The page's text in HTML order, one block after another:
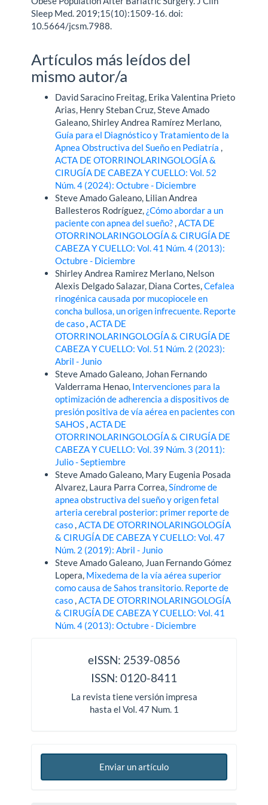
Sleep Med. 2019;15(10):1509-16. doi:
10.5664/jcsm.7988.
Artículos más leídos del
mismo autor/a
David Saracino Freitag, Erika Valentina Prieto
Arias, Henry Steban Cruz, Steve Amado
Galeano, Shirley Andrea Ramírez Merlano,
Guía para el Diagnóstico y Tratamiento de la
Apnea Obstructiva del Sueño en Pediatría
ACTA DE OTORRINOLARINGOLOGÍA &
CIRUGÍA DE CABEZA Y CUELLO: Vol. 52
Núm. 4 (2024): Octubre - Diciembre
Steve Amado Galeano, Lilian Andrea
Ballesteros Rodríguez, ¿Cómo abordar a un
paciente con apnea del sueño? ACTA DE
OTORRINOLARINGOLOGÍA & CIRUGÍA DE
CABEZA Y CUELLO: Vol. 41 Núm. 4 (2013):
Octubre - Diciembre
Shirley Andrea Ramirez Merlano, Nelson
Alexis Delgado Salazar, Diana Cortes,Cefalea
rinogénica causada por mucopiocele en
concha bullosa, un origen infrecuente. Reporte
de caso ACTA DE
OTORRINOLARINGOLOGÍA & CIRUGÍA DE
CABEZA Y CUELLO: Vol. 51 Núm. 2 (2023):
Abril - Junio
Steve Amado Galeano, Johan Fernando
Valderrama Henao, Intervenciones para la
optimización de adherencia a dispositivos de
presión positiva de vía aérea en pacientes con
SAHOS ACTA DE
OTORRINOLARINGOLOGÍA & CIRUGÍA DE
CABEZA Y CUELLO: Vol. 39 Núm. 3 (2011):
Julio - Septiembre
Steve Amado Galeano, Mary Eugenia Posada
Alvarez, Laura Parra Correa, Síndrome de
apnea obstructiva del sueño y origen fetal
arteria cerebral posterior: primer reporte de
caso ACTA DE OTORRINOLARINGOLOGÍA
& CIRUGÍA DE CABEZA Y CUELLO: Vol. 47
Núm. 2 (2019): Abril - Junio
Steve Amado Galeano, Juan Fernando Gómez
Lopera, Mixedema de la vía aérea superior
como causa de Sahos transitorio. Reporte de
caso ACTA DE OTORRINOLARINGOLOGÍA
& CIRUGÍA DE CABEZA Y CUELLO: Vol. 41
Núm. 4 (2013): Octubre - Diciembre
eISSN: 2539-0856
ISSN: 0120-8411
La revista tiene versión impresa
hasta el Vol. 47 Num. 1
Enviar un artículo